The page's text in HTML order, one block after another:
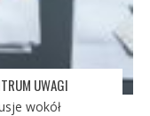
UWAGI
wokół